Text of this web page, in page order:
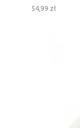
54,99 zł